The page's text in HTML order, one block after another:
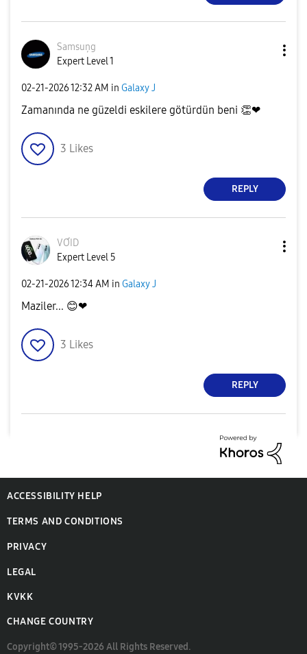
Samsuņg
Expert Level 1
‎02-21-202612:32 AM in Galaxy J
Zamanında ne güzeldi eskilere götürdün beni 👏❤
3 Likes
REPLY
VƠID
Expert Level 5
‎02-21-202612:34 AM in Galaxy J
Maziler... 😊❤
3 Likes
REPLY
ACCESSIBILITY HELP
TERMS AND CONDITIONS
PRIVACY
LEGAL
KVKK
CHANGE COUNTRY
Copyright© 1995-2026 All Rights Reserved.